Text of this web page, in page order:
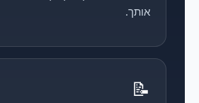
אותך.
📝